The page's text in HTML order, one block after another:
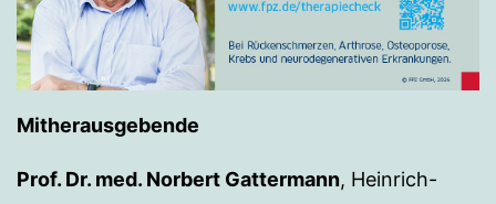
Mitherausgebende
Prof. Dr. med. Norbert Gattermann, Heinrich-